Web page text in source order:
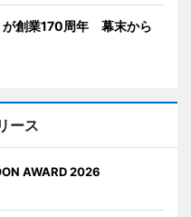
が創業170周年 幕末から
ース
AWARD 2026